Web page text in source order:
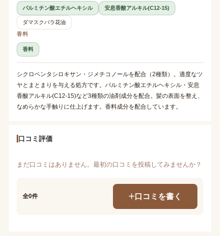
パルミチン酸エチルヘキシル 安息香酸アルキル(C12-15)
ダマスクバラ花油
香料
香料
シクロペンタシロキサン・ジメチコノールを配合（2種類）。適度なツ
ヤとまとまりを与える処方です。パルミチン酸エチルヘキシル・安息
香酸アルキル(C12-15)など3種類の油剤成分を配合。髪の表面を整え、
なめらかな手触りに仕上げます。香料成分を配合しています。
口コミ評価
まだ口コミはありません。最初の口コミを投稿してみませんか？
全0件 口コミを書く